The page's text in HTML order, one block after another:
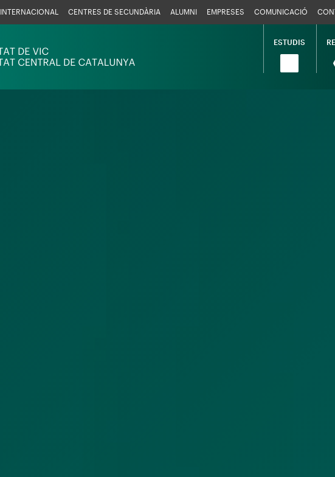
INTERNACIONAL CENTRES DE SECUNDÀRIA ALUMNI EMPRESES COMUNICACIÓ
ESTUDIS